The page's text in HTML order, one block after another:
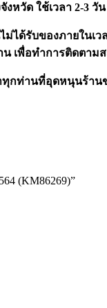
งหวัด ใช้เวลา 2-3 วั
ม่ได้รับของภายในเ
เพื่อทำการติดตาม
ท่านที่อุดหนุนร้านข
(KM86269)”